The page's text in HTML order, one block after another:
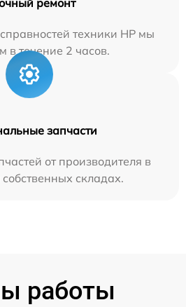
ремонт
техники HP мы
в течение 2 часов.
запчасти
от производителя в
складах.
работы